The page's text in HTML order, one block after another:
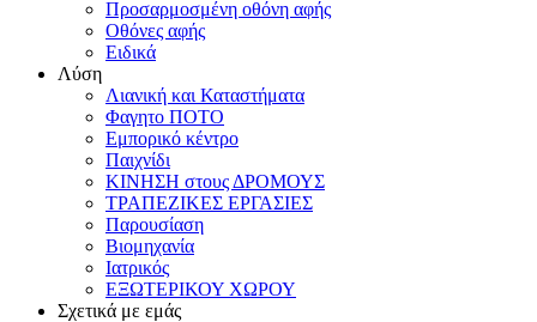
Προσαρμοσμένη οθόνη αφής
Οθόνες αφής
Ειδικά
Λύση
Λιανική και Καταστήματα
Φαγητο ΠΟΤΟ
Εμπορικό κέντρο
Παιχνίδι
ΚΙΝΗΣΗ στους ΔΡΟΜΟΥΣ
ΤΡΑΠΕΖΙΚΕΣ ΕΡΓΑΣΙΕΣ
Παρουσίαση
Βιομηχανία
Ιατρικός
ΕΞΩΤΕΡΙΚΟΥ ΧΩΡΟΥ
Σχετικά με εμάς